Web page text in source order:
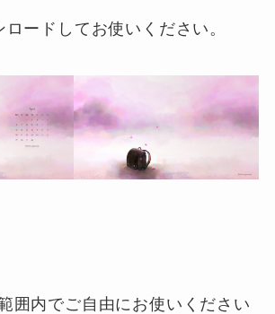
ードしてお使いください。
囲内でご自由にお使いください